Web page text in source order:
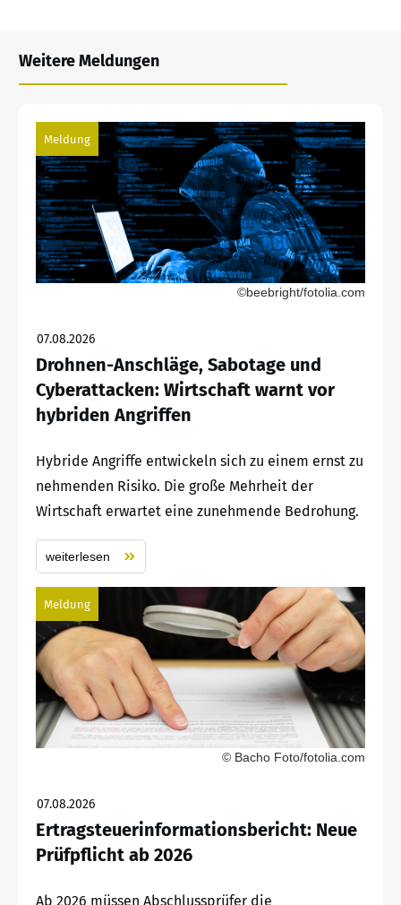
Weitere Meldungen
Meldung
©beebright/fotolia.com
07.08.2026
Drohnen-Anschläge, Sabotage und
Cyberattacken: Wirtschaft warnt vor
hybriden Angriffen
Hybride Angriffe entwickeln sich zu einem ernst zu
nehmenden Risiko. Die große Mehrheit der
Wirtschaft erwartet eine zunehmende Bedrohung.
weiterlesen
Meldung
© Bacho Foto/fotolia.com
07.08.2026
Ertragsteuerinformationsbericht: Neue
Prüfpflicht ab 2026
Ab 2026 müssen Abschlussprüfer die